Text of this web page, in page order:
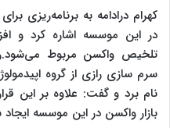
کهرام درادامه به برنامه‌ریزی
در این موسسه اشاره کرد و
تلخیص واکسن مربوط
سرم سازی رازی از گروه
نام برد و گفت: علاوه بر این
بازار واکسن در این موسسه